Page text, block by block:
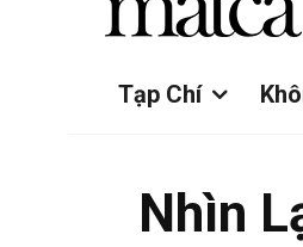
Tạp Chí
Nhìn